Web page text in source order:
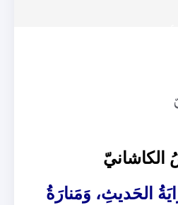
الكاشانيّ
الحَديثِ، وَمَنارَةُ